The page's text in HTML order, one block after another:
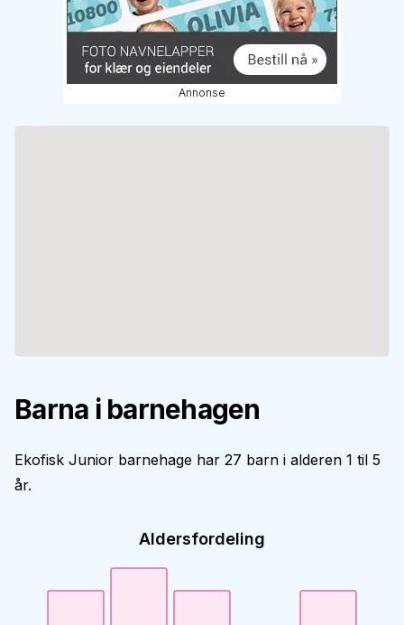
Annonse
Barna i barnehagen
Ekofisk Junior barnehage har 27 barn i alderen 1 til 5
år.
Aldersfordeling